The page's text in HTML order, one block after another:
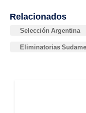
Relacionados
Selección Argentina
Eliminatorias